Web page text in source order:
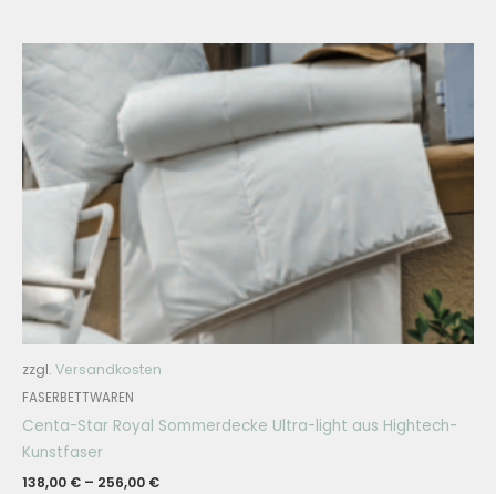
zzgl. Versandkosten
FASERBETTWAREN
Centa-Star Royal Sommerdecke Ultra-light aus Hightech-
Kunstfaser
138,00 € – 256,00 €